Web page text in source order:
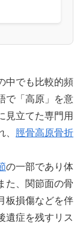
中でも比較的頻
で「高原」を意
見立てた専門用
脛骨高原骨折
の一部であり体
た、関節面の骨
板損傷などを伴
遺症を残すリス